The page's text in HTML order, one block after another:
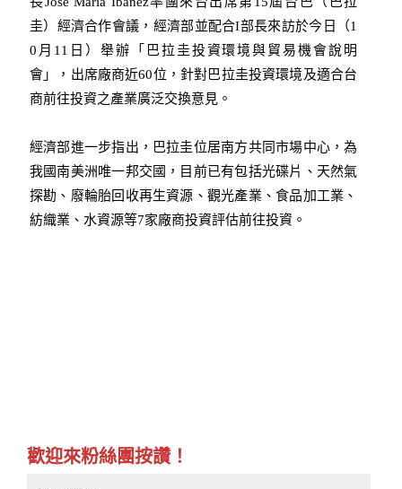
圭）經濟合作會議，經濟部並配合I部長來訪於今日（1
0月11日）舉辦「巴拉圭投資環境與貿易機會說明
會」，出席廠商近60位，針對巴拉圭投資環境及適合台
商前往投資之產業廣泛交換意見。
經濟部進一步指出，巴拉圭位居南方共同市場中心，為
我國南美洲唯一邦交國，目前已有包括光碟片、天然氣
探勘、廢輪胎回收再生資源、觀光產業、食品加工業、
紡織業、水資源等7家廠商投資評估前往投資。
歡迎來粉絲團按讚！